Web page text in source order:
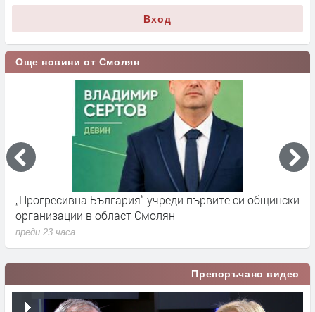
Вход
Още новини от Смолян
„Прогресивна България“ учреди първите си общински
организации в област Смолян
преди 23 часа
Препоръчано видео